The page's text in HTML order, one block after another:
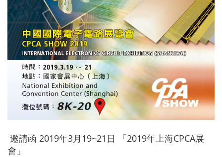
邀請函 2019年3月19~21日 「2019年上海CPCA展
會」